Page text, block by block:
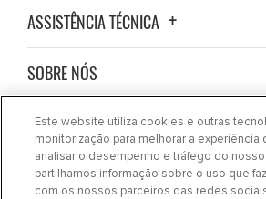
ASSISTÊNCIA TÉCNICA
SOBRE NÓS
NOVIDADES
CONTATE-NOS
Este website utiliza cookies e outras
monitorização para melhorar a experiência
analisar o desempenho e tráfego do
partilhamos informação sobre o uso que
com os nossos parceiros das redes